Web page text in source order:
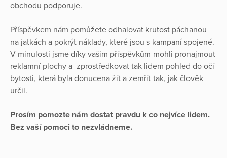
obchodu podporuje.
Příspěvkem nám pomůžete odhalovat krutost páchanou
na jatkách a pokrýt náklady, které jsou s kampaní spojené.
V minulosti jsme díky vašim příspěvkům mohli pronajmout
reklamní plochy a zprostředkovat tak lidem pohled do očí
bytosti, která byla donucena žít a zemřít tak, jak člověk
určil.
Prosím pomozte nám dostat pravdu k co nejvíce lidem.
Bez vaší pomoci to nezvládneme.